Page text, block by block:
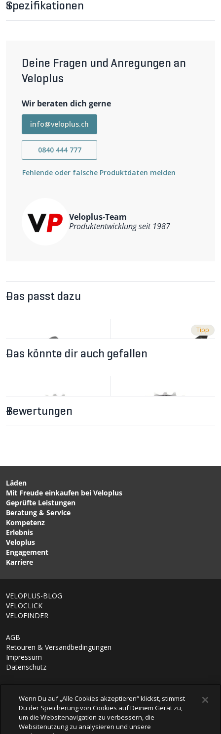
Spezifikationen
Deine Fragen und Anregungen an
Veloplus
Wir beraten dich gerne
info@veloplus.ch
0840 444 777
Fehlende oder falsche Produktdaten melden
Veloplus-Team
Produktentwicklung seit 1987
Das passt dazu
Verschlussglied / silber /
Tipp
Shimano/SRAM m. Griff
Das könnte dir auch gefallen
CHF 19.90
ACERA HG41 Kassette
8fach Silber von
SHIMANO
CHF 18.90
Bewertungen
Läden
Mit Freude einkaufen bei Veloplus
Geprüfte Leistungen
Beratung & Service
Kompetenz
Erlebnis
Veloplus
Engagement
Karriere
VELOPLUS-BLOG
VELOCLICK
VELOFINDER
AGB
Retouren & Versandbedingungen
Impressum
Datenschutz
Wenn Du auf „Alle Cookies akzeptieren“ klickst, stimmst
Du der Speicherung von Cookies auf Deinem Gerät zu,
um die Websitenavigation zu verbessern, die
Websitenutzung zu analysieren und unsere